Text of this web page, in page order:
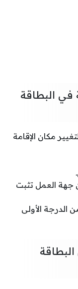
في البطاقة
مكان الإقامة
جهة العمل تثبت
الدرجة الأولى